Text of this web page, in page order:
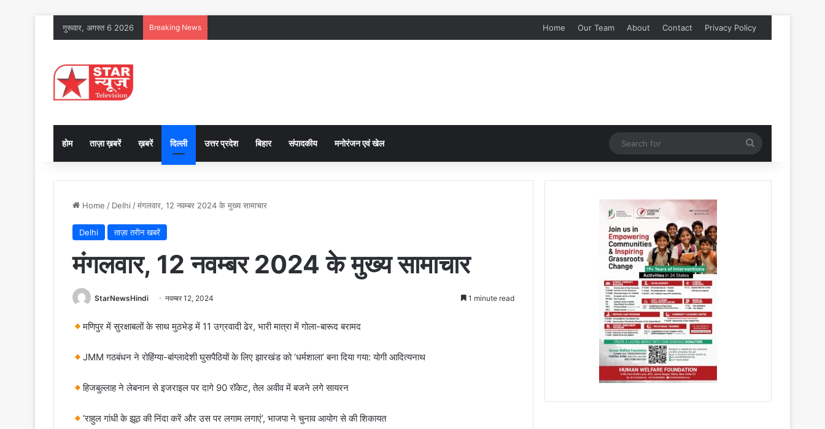
गुरूवार, अगस्त 6 2026 Breaking News Home Our Team About Contact Privacy Policy
होम ताज़ा ख़बरें ख़बरें दिल्ली उत्तर प्रदेश बिहार संपादकीय मनोरंजन एवं खेल
for
Home / Delhi /मंगलवार, 12 नवम्बर 2024 के मुख्य सामाचार
Delhi ताज़ा तरीन खबरें
मंगलवार, 12 नवम्बर 2024 के मुख्य सामाचार
StarNewsHindi नवम्बर 12, 2024 1 minute read
मणिपुर में सुरक्षाबलों के साथ मुठभेड़ में 11 उग्रवादी ढेर, भारी मात्रा में गोला-बारूद बरामद
JMM गठबंधन ने रोहिंग्या-बांग्लादेशी घुसपैठियों के लिए झारखंड को ‘धर्मशाला’ बना दिया गया: योगी आदित्यनाथ
हिजबुल्लाह ने लेबनान से इजराइल पर दागे 90 रॉकेट, तेल अवीव में बजने लगे सायरन
’राहुल गांधी के झूठ की निंदा करें और उस पर लगाम लगाएं’, भाजपा ने चुनाव आयोग से की शिकायत